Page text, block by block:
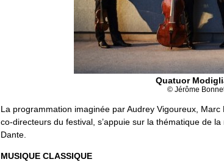
Quatuor
© Jérôme
La programmation imaginée par Audrey Vigoureux,
co-directeurs du festival, s’appuie sur la thématique de
Dante.
MUSIQUE CLASSIQUE